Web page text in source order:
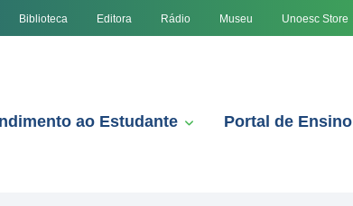
Biblioteca Editora Rádio Museu Unoesc Store
ao Estudante Portal de Ensino